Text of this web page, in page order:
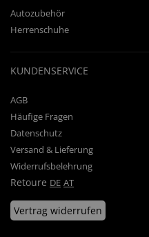
Autozubehör
Herrenschuhe
KUNDENSERVICE
AGB
Häufige Fragen
Datenschutz
Versand & Lieferung
Widerrufsbelehrung
Retoure DE AT
Vertrag widerrufen